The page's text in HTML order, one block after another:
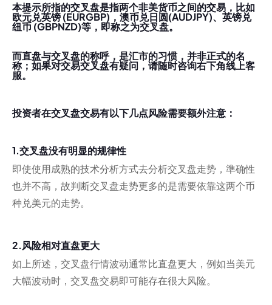
本提示所指的交叉盘是指两个非美货币之间的交易，比如
欧元兑英镑 (EURGBP)，澳币兑日圆(AUDJPY)、英镑兑
纽币 (GBPNZD)等，即称之为交叉盘。
而直盘与交叉盘的称呼，是汇市的习惯，并非正式的名
称；如果对交易交叉盘有疑问，请随时咨询右下角线上客
服。
投资者在交叉盘交易有以下几点风险需要额外注意：
1.交叉盘没有明显的规律性
即使使用成熟的技术分析方式去分析交叉盘走势，準确性
也并不高，故判断交叉盘走势更多的是需要依靠这两个币
种兑美元的走势。
2.风险相对直盘更大
如上所述，交叉盘行情波动通常比直盘更大，例如当美元
大幅波动时，交叉盘交易即可能存在很大风险。